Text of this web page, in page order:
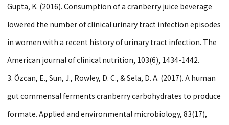
Gupta, K. (2016). Consumption of a cranberry juice beverage
lowered the number of clinical urinary tract infection episodes
in women with a recent history of urinary tract infection. The
American journal of clinical nutrition, 103(6), 1434-1442.
3. Özcan, E., Sun, J., Rowley, D. C., & Sela, D. A. (2017). A human
gut commensal ferments cranberry carbohydrates to produce
formate. Applied and environmental microbiology, 83(17),